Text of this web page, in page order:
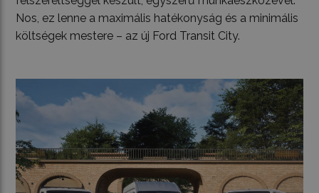
Nos, ez lenne a maximális hatékonyság és a minimális
költségek mestere – az új Ford Transit City.